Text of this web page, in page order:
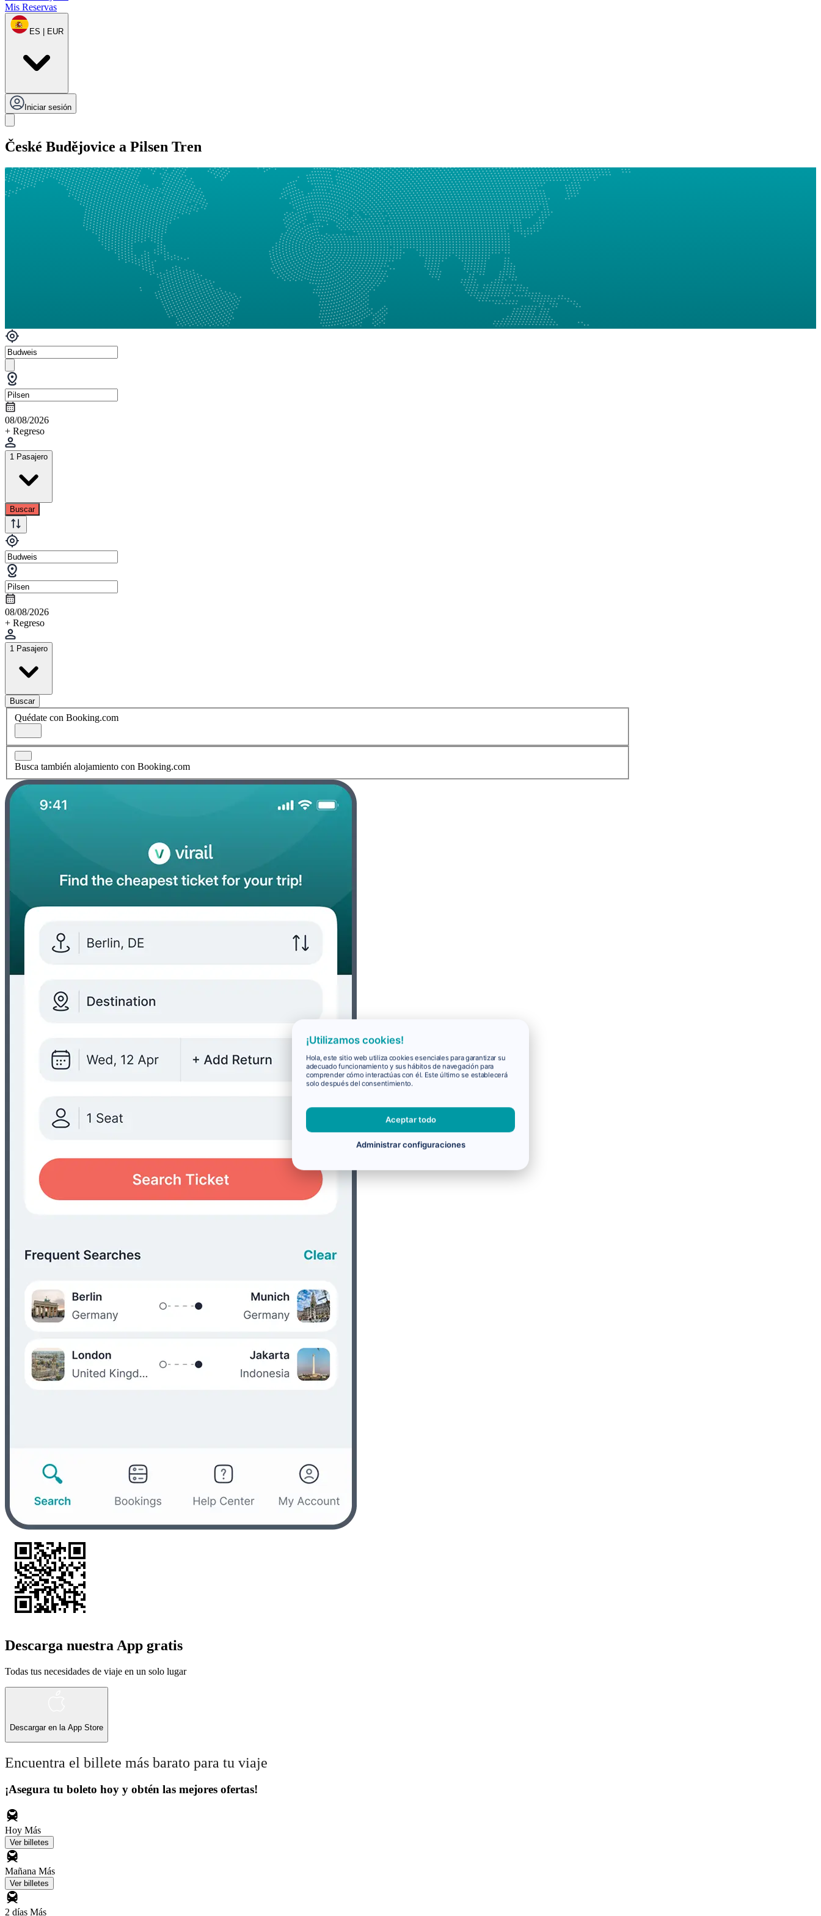
Mis Reservas
ES | EUR
Iniciar sesión
České Budějovice a Pilsen Tren
08/08/2026
+ Regreso
1 Pasajero
Buscar
08/08/2026
+ Regreso
1 Pasajero
Buscar
Quédate con Booking.com
Busca también alojamiento con Booking.com
Descarga nuestra App gratis
Todas tus necesidades de viaje en un solo lugar
Descargar en la App Store
Encuentra el billete más barato para tu viaje
¡Asegura tu boleto hoy y obtén las mejores ofertas!
Hoy Más
Ver billetes
Mañana Más
Ver billetes
2 días Más
¡Utilizamos cookies!
Hola, este sitio web utiliza cookies esenciales para garantizar su
adecuado funcionamiento y sus hábitos de navegación para
comprender cómo interactúas con él. Este último se establecerá
solo después del consentimiento.
Aceptar todo
Administrar configuraciones